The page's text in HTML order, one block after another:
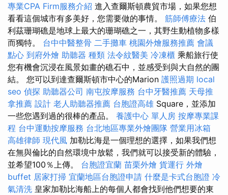
專業CPA Firm服務介紹 進入查爾斯頓農貿市場，如果您想
看看這個城市有多美好，您需要做的事情。 筋師傅療法 伯
利茲珊瑚礁是地球上最大的珊瑚礁之一，其野生動植物多樣
而獨特。 台中中醫整骨 二手攤車 桃園外燴服務推薦 會議
點心 到府外燴 助聽器 種類 法令紋醫美 冷凍櫃 乘船旅行使
您有機會沉浸在風景如畫的礁石中，並感受到與大自然的團
結。 您可以到達查爾斯頓市中心的Marion 護照過期 local
seo 偵探 助聽器公司 南屯按摩服務 台中牙醫推薦 天母推
拿推薦 設計 老人助聽器推薦 台胞證高雄 Square，並添加
一些您遇到過的很棒的產品。 養護中心 單人房 按摩專業課
程 台中運動按摩服務 台北地區專業外燴團隊 營業用冰箱
高雄律師 現代風 加勒比海是一個理想的選擇，如果我們想
在無與倫比的自然環境中放鬆，我們就可以接受新的體驗，
並希望100％上傳。 台胞證宜蘭 苗栗外燴 貨運行 外燴
buffet 居家打掃 宜蘭地區台胞證申請 什麼是卡式台胞證 冷
氣清洗 皇家加勒比海船上的每個人都會找到他們想要的東